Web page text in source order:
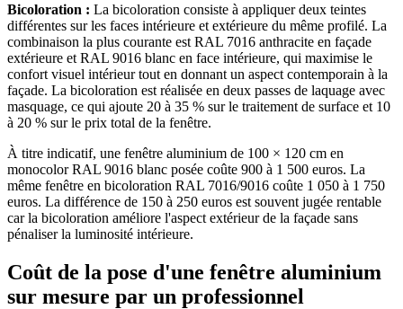
Bicoloration : La bicoloration consiste à appliquer deux teintes
différentes sur les faces intérieure et extérieure du même profilé. La
combinaison la plus courante est RAL 7016 anthracite en façade
extérieure et RAL 9016 blanc en face intérieure, qui maximise le
confort visuel intérieur tout en donnant un aspect contemporain à la
façade. La bicoloration est réalisée en deux passes de laquage avec
masquage, ce qui ajoute 20 à 35 % sur le traitement de surface et 10
à 20 % sur le prix total de la fenêtre.
À titre indicatif, une fenêtre aluminium de 100 × 120 cm en
monocolor RAL 9016 blanc posée coûte 900 à 1 500 euros. La
même fenêtre en bicoloration RAL 7016/9016 coûte 1 050 à 1 750
euros. La différence de 150 à 250 euros est souvent jugée rentable
car la bicoloration améliore l'aspect extérieur de la façade sans
pénaliser la luminosité intérieure.
Coût de la pose d'une fenêtre aluminium
sur mesure par un professionnel